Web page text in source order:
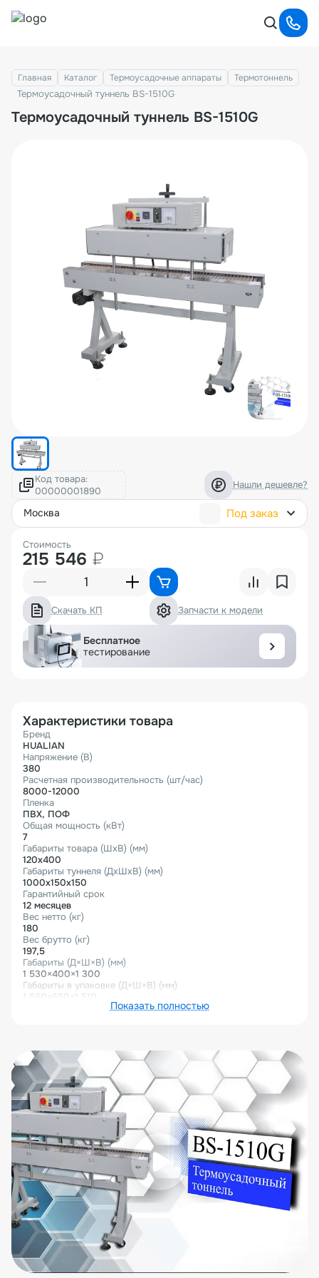
Главная Каталог Термоусадочные аппараты Термотоннель
Термоусадочный туннель BS-1510G
Термоусадочный туннель BS-1510G
Код товара: Нашли дешевле?
москва Под заказ
Стоимость
215 546 ₽
Скачать КП Запчасти к модели
Бесплатное
тестирование
Характеристики товара
Бренд
HUALIAN
Напряжение (В)
380
Расчетная производительность (шт/час)
8000-12000
Пленка
ПВХ, ПОФ
Общая мощность (кВт)
7
Габариты товара (ШхВ) (мм)
120х400
Габариты туннеля (ДхШхВ) (мм)
1000х150х150
Гарантийный срок
12 месяцев
Вес нетто (кг)
180
Вес брутто (кг)
197,5
Габариты (Д×Ш×В) (мм)
1 530×400×1 300
Габариты в упаковке (Д×Ш×В) (мм)
1 560×650×1 510
Описание товара
т.д. в ПВХ, ПОФ термоусадочную пленку. В процессе
прохождения товара внутри туннеля, обеспечивается
Воздух в процессе упаковки распределяется очень
равномерно, благодаря чему обеспечивается
отличное качество усадки.
Особенности термоусадочного тоннеля
BS-1510G
Импортные электронные компоненты, нагреватели из
высококачественной нержавеющей стали;
Температура усадки регулируется, максимум
составляет 250℃;
Скорость конвейера регулируется при помощи
электронного контроллера;
Усадка никак не влияет на качество самого сырья в
Показать полностью